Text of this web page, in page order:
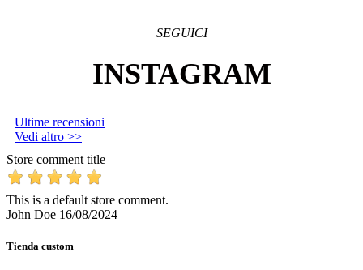
SEGUICI
INSTAGRAM
Ultime recensioni
Vedi altro >>
Store comment title
This is a default store comment.
John Doe 16/08/2024
Tienda custom